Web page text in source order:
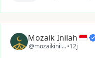
Mozaik Inilah
@mozaikinilah•12j